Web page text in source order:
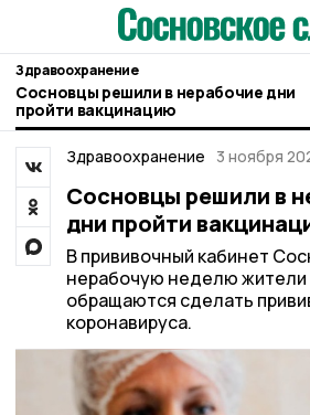
Здравоохранение
Сосновцы решили в нерабочие дни
пройти вакцинацию
Здравоохранение
3 ноября
Сосновцы решили в
дни пройти
В прививочный кабинет
нерабочую неделю жители
обращаются сделать
коронавируса.